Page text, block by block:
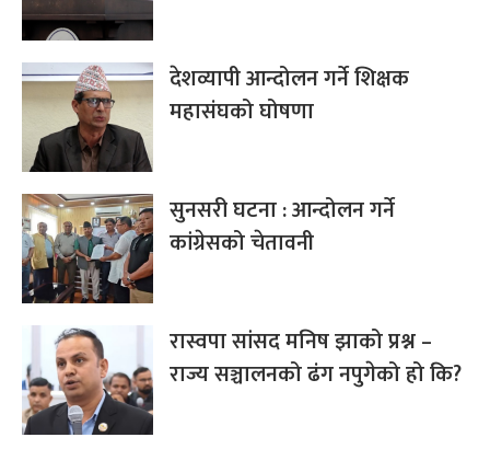
देशव्यापी आन्दोलन गर्ने शिक्षक
महासंघको घोषणा
सुनसरी घटना : आन्दोलन गर्ने
कांग्रेसको चेतावनी
रास्वपा सांसद मनिष झाको प्रश्न –
राज्य सञ्चालनको ढंग नपुगेको हो कि?